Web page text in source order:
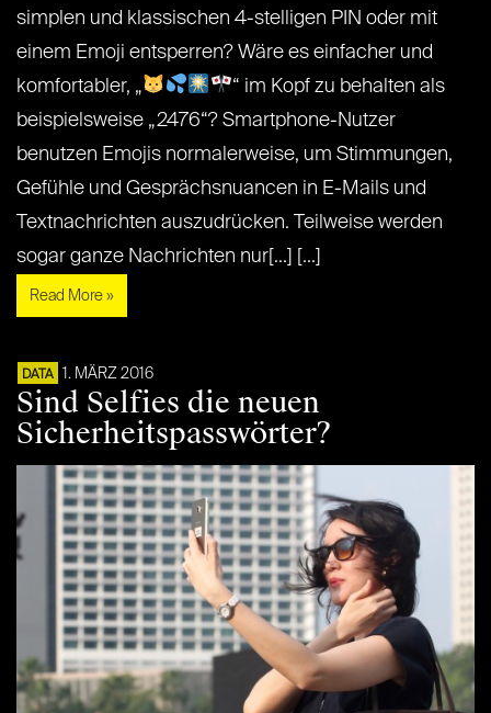
simplen und klassischen 4-stelligen PIN oder mit
einem Emoji entsperren? Wäre es einfacher und
komfortabler, „
“ im Kopf zu behalten als
beispielsweise „2476“? Smartphone-Nutzer
benutzen Emojis normalerweise, um Stimmungen,
Gefühle und Gesprächsnuancen in E-Mails und
Textnachrichten auszudrücken. Teilweise werden
sogar ganze Nachrichten nur[...] [...]
Read More »
DATA 1. MÄRZ 2016
Sind Selfies die neuen
Sicherheitspasswörter?